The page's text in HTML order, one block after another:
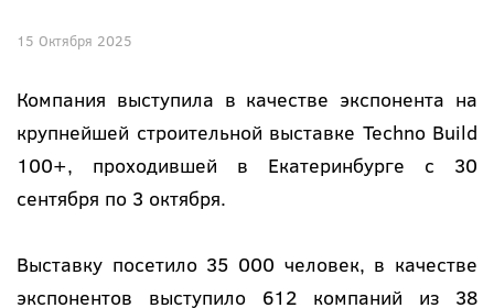
15 Октября 2025
Компания выступила в качестве экспонента на
крупнейшей строительной выставке Techno Build
100+, проходившей в Екатеринбурге с 30
сентября по 3 октября.
Выставку посетило 35 000 человек, в качестве
экспонентов выступило 612 компаний из 38